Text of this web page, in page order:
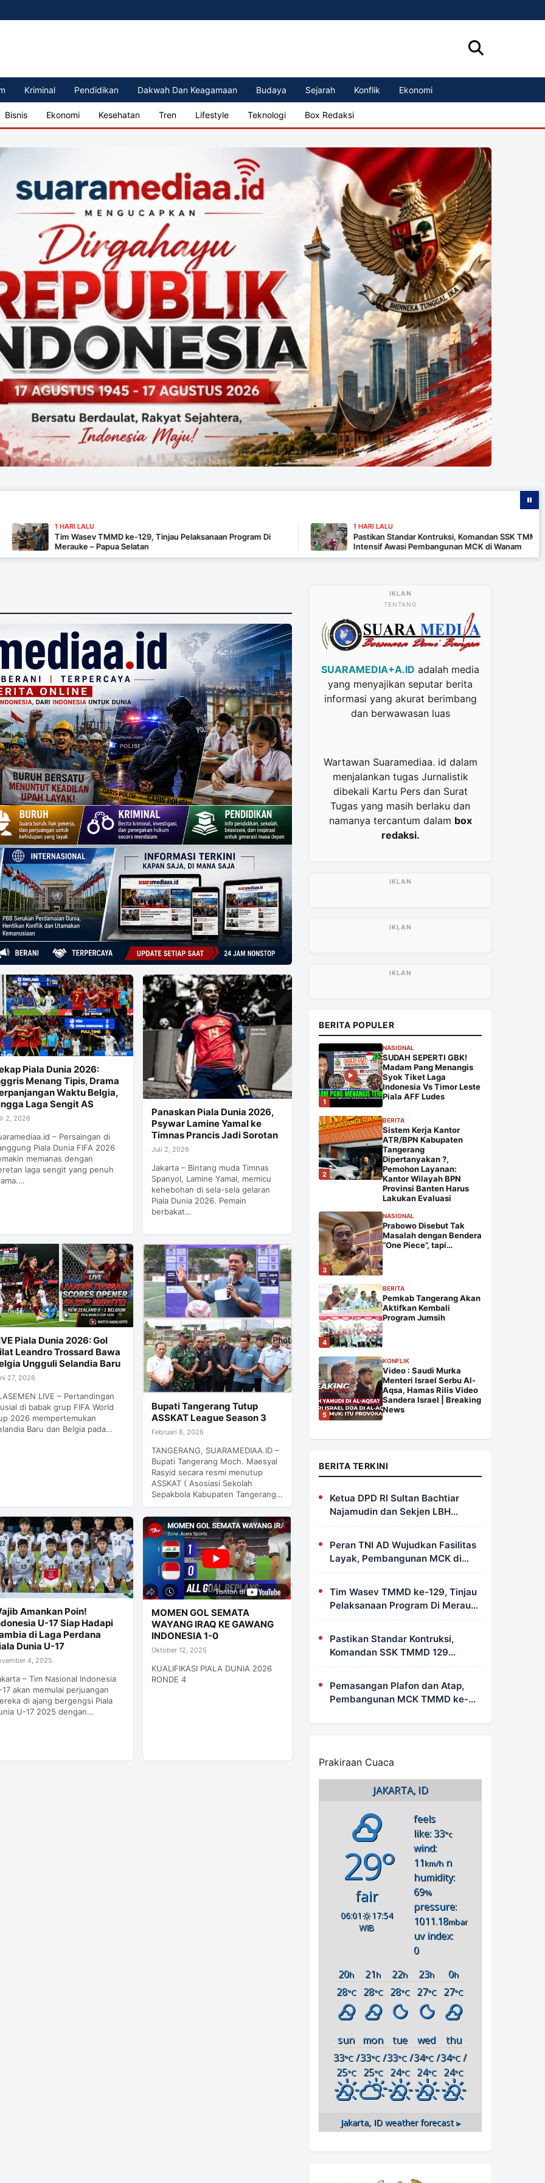
Kriminal Pendidikan Dakwah Dan Keagamaan Budaya Sejarah Konflik Ekonomi
Bisnis Ekonomi Kesehatan Tren Lifestyle Teknologi Box Redaksi
LALU
TMMD ke-129, Tinjau Pelaksanaan Program Di
– Papua Selatan
1 HARI LALU
Pastikan Standar Kontruksi, Komandan SSK TMMD 129
Intensif Awasi Pembangunan MCK di Wanam
Piala Dunia 2026:
Menang Tipis, Drama
Waktu Belgia,
Laga Sengit AS
2, 2026
– Persaingan di
Piala Dunia FIFA 2026
memanas dengan
laga sengit yang penuh
Panaskan Piala Dunia 2026,
Psywar Lamine Yamal ke
Timnas Prancis Jadi Sorotan
Juli 2, 2026
Jakarta – Bintang muda Timnas
Spanyol, Lamine Yamal, memicu
kehebohan di sela-sela gelaran
Piala Dunia 2026. Pemain
berbakat…
Piala Dunia 2026: Gol
Leandro Trossard Bawa
Ungguli Selandia Baru
27, 2026
LIVE – Pertandingan
di babak grup FIFA World
2026 mempertemukan
Baru dan Belgia pada…
Bupati Tangerang Tutup
ASSKAT League Season 3
Februari 8, 2026
TANGERANG, SUARAMEDIAA.ID –
Bupati Tangerang Moch. Maesyal
Rasyid secara resmi menutup
ASSKAT ( Asosiasi Sekolah
Sepakbola Kabupaten Tangerang…
Amankan Poin!
U-17 Siap Hadapi
di Laga Perdana
Dunia U-17
4, 2025
– Tim Nasional Indonesia
17 akan memulai perjuangan
di ajang bergengsi Piala
U-17 2025 dengan…
MOMEN GOL SEMATA
WAYANG IRAQ KE GAWANG
INDONESIA 1-0
Oktober 12, 2025
KUALIFIKASI PIALA DUNIA 2026
RONDE 4
TENTANG
SUARAMEDIA+A.ID adalah media
yang menyajikan seputar berita
informasi yang akurat berimbang
dan berwawasan luas
Wartawan Suaramediaa. id dalam
menjalankan tugas Jurnalistik
dibekali Kartu Pers dan Surat
Tugas yang masih berlaku dan
namanya tercantum dalam box
redaksi.
BERITA POPULER
1
NASIONAL
SUDAH SEPERTI GBK!
Madam Pang Menangis
Syok Tiket Laga
Indonesia Vs Timor Leste
Piala AFF Ludes
2
BERITA
Sistem Kerja Kantor
ATR/BPN Kabupaten
Tangerang
Dipertanyakan ?,
Pemohon Layanan:
Kantor Wilayah BPN
Provinsi Banten Harus
Lakukan Evaluasi
3
NASIONAL
Prabowo Disebut Tak
Masalah dengan Bendera
“One Piece”, tapi…
4
BERITA
Pemkab Tangerang Akan
Aktifkan Kembali
Program Jumsih
5
KONFLIK
Video : Saudi Murka
Menteri Israel Serbu Al-
Aqsa, Hamas Rilis Video
Sandera Israel | Breaking
News
BERITA TERKINI
Ketua DPD RI Sultan Bachtiar
Najamudin dan Sekjen LBH
FERADI Yoshua Rivaldo Bahas
Geopolitik dan Supremasi Hukum
Peran TNI AD Wujudkan Fasilitas
Layak, Pembangunan MCK di
Dusun Serapu Rampung
Dikerjakan
Tim Wasev TMMD ke-129, Tinjau
Pelaksanaan Program Di Merauke
– Papua Selatan
Pastikan Standar Kontruksi,
Komandan SSK TMMD 129
Intensif Awasi Pembangunan
Pemasangan Plafon dan Atap,
Pembangunan MCK TMMD ke-
Prakiraan Cuaca
JAKARTA, ID
29°
fair
06:01
17:54
WIB
feels
like: 33°c
wind:
11km/h n
humidity:
69%
pressure:
1011.18mbar
uv index:
0
20h 21h 22h 23h 0h
28°C 28°C 28°C 27°C 27°C
sun mon tue wed
thu
33°C/
25°C
33°C/
25°C
33°C/
24°C
34°C/
24°C
34°C /
24°C
Jakarta, IDweather forecast ▸